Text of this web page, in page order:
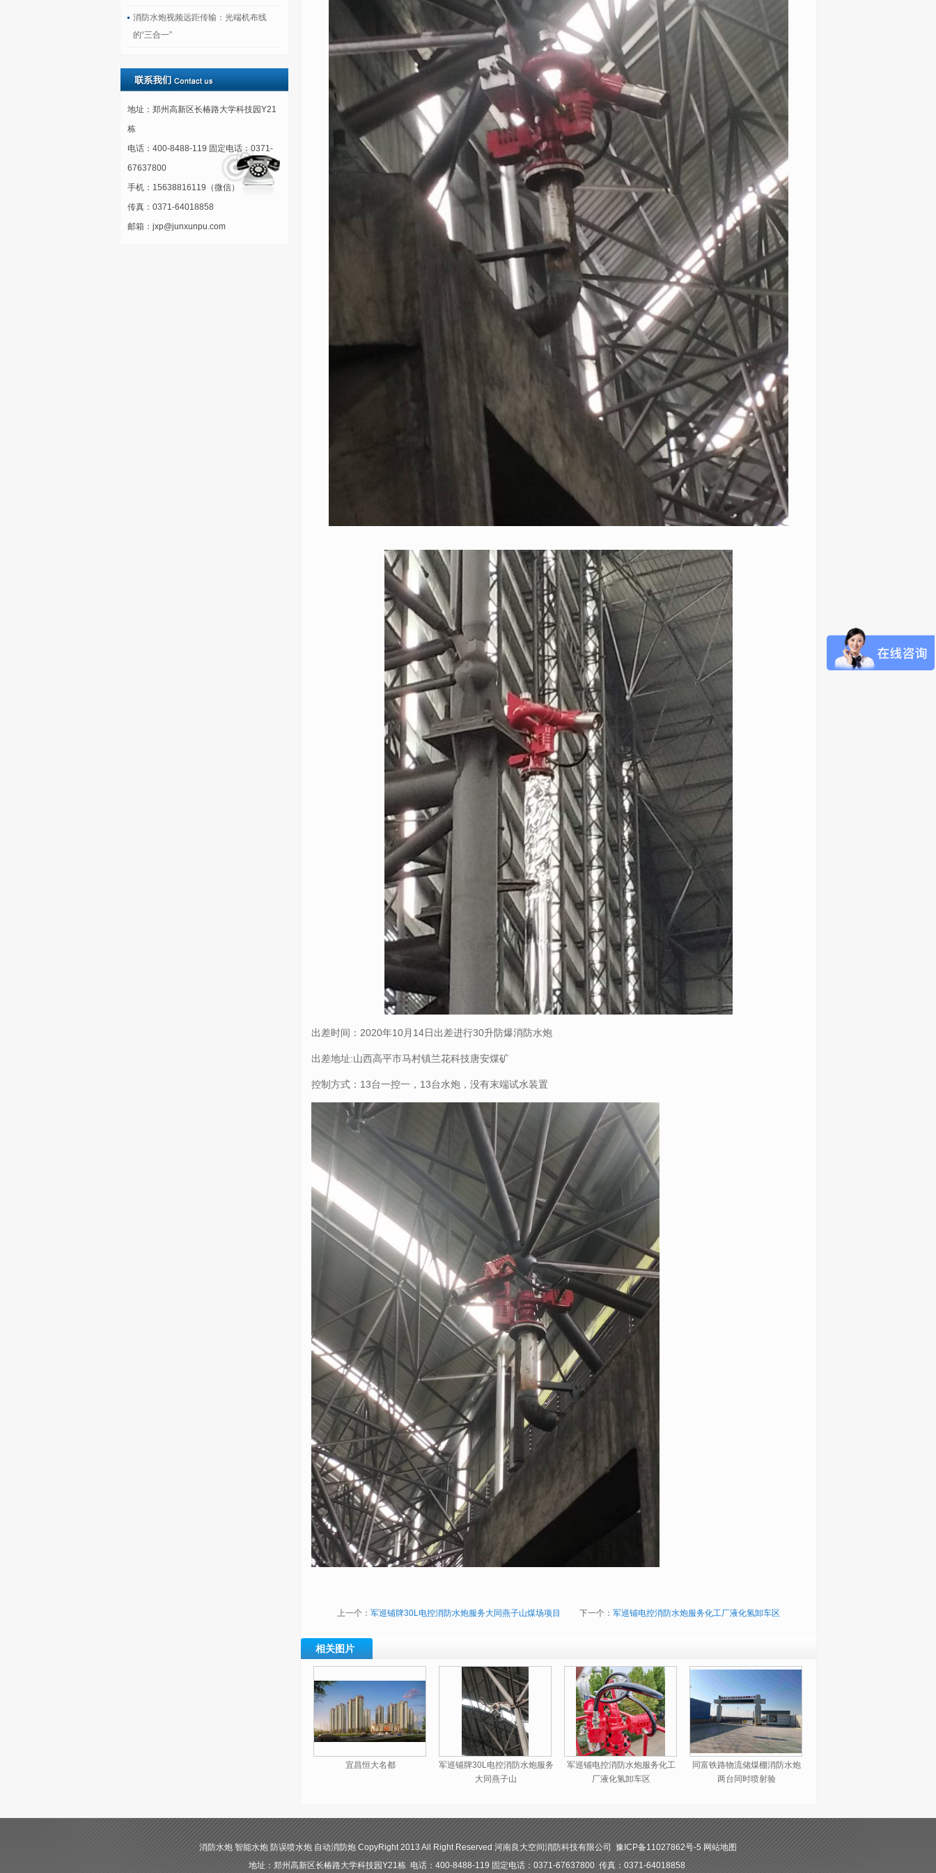
消防水炮视频远距传输：光端机布线
的“三合一”
地址：郑州高新区长椿路大学科技园Y21
栋
电话：400-8488-119 固定电话：0371-
67637800
手机：15638816119（微信）
传真：0371-64018858
邮箱：jxp@junxunpu.com
出差时间： 2020年10月 14日出差进行30升防爆消防水炮
出差地址:山西高平市马村镇兰花科技唐安煤矿
控制方式： 13台一控一， 13台水炮，没有末端试水装置
上一个： 军巡铺牌30L电控消防水炮服务大同燕子山煤场项目 下一个： 军巡铺电控消防水炮服务化工厂液化氢卸车区
相关图片
宜昌恒大名都
军巡铺牌30L电控消防水炮服务
大同燕子山
军巡铺电控消防水炮服务化工
厂液化氢卸车区
同富铁路物流储煤棚消防水炮
两台同时喷射验
消防水炮 智能水炮 防误喷水炮 自动消防炮 CopyRight 2013 All Right Reserved 河南良大空间消防科技有限公司 豫ICP备11027862号-5网站地图
地址：郑州高新区长椿路大学科技园Y21栋 电话：400-8488-119 固定电话：0371-67637800 传真：0371-64018858